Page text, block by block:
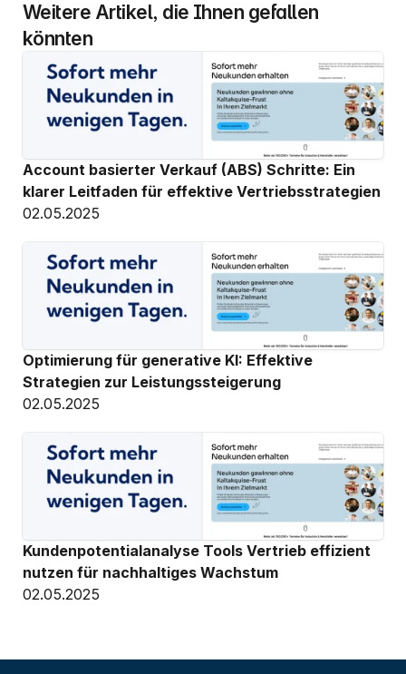
Weitere Artikel, die Ihnen gefallen
könnten
Account basierter Verkauf (ABS) Schritte: Ein
klarer Leitfaden für effektive Vertriebsstrategien
02.05.2025
Optimierung für generative KI: Effektive
Strategien zur Leistungssteigerung
02.05.2025
Kundenpotentialanalyse Tools Vertrieb effizient
nutzen für nachhaltiges Wachstum
02.05.2025